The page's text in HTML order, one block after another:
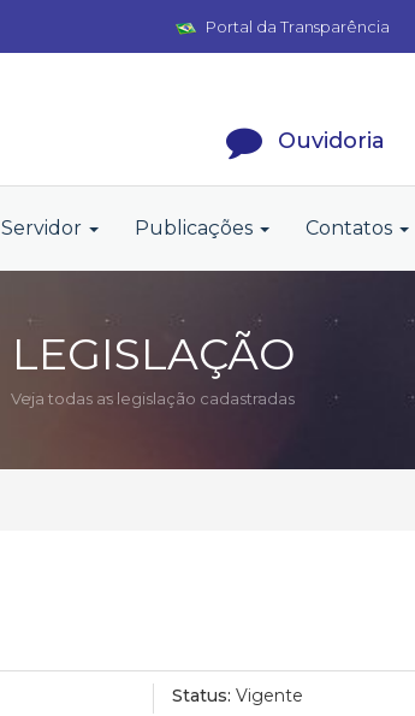
Portal da Transparência
Ouvidoria
Servidor Publicações Contatos
LEGISLAÇÃO
Veja todas as legislação cadastradas
Status: Vigente